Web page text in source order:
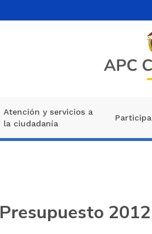
Atención y servicios a
la ciudadanía
Participa
Presupuesto 2012